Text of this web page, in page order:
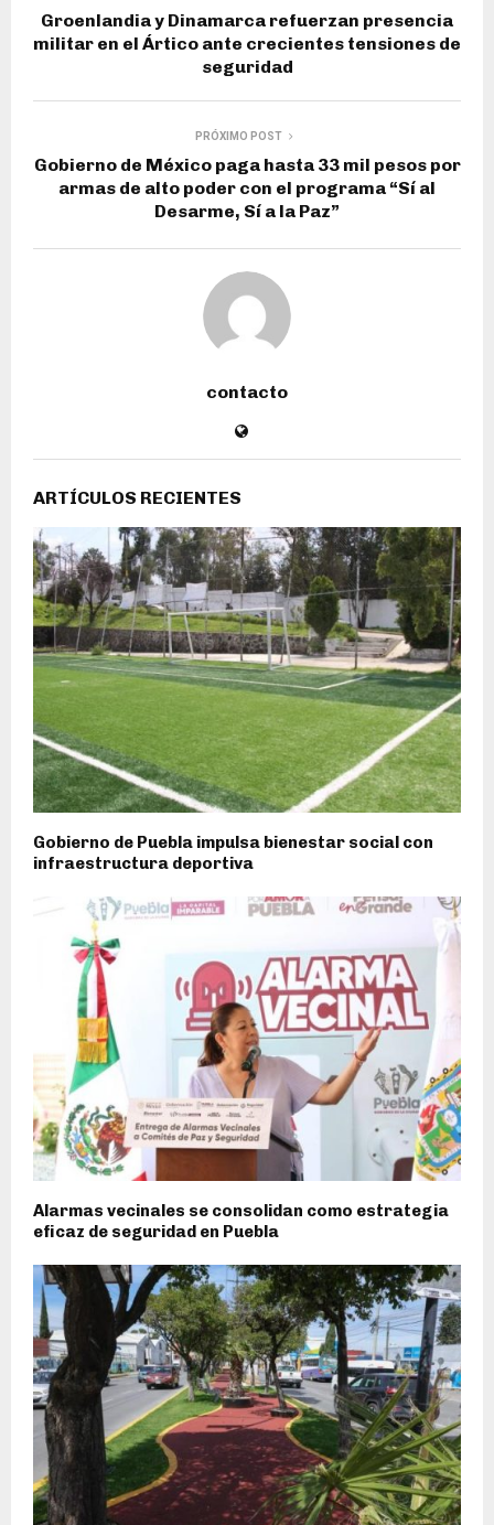
Groenlandia y Dinamarca refuerzan presencia
militar en el Ártico ante crecientes tensiones de
seguridad
PRÓXIMO POST
Gobierno de México paga hasta 33 mil pesos por
armas de alto poder con el programa “Sí al
Desarme, Sí a la Paz”
contacto
ARTÍCULOS RECIENTES
Gobierno de Puebla impulsa bienestar social con
infraestructura deportiva
Alarmas vecinales se consolidan como estrategia
eficaz de seguridad en Puebla